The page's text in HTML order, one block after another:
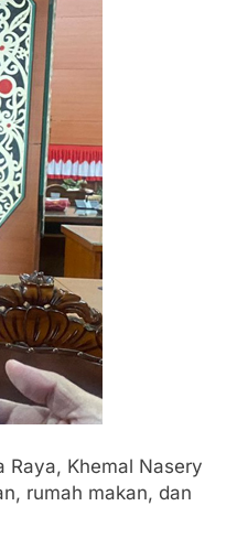
Raya, Khemal Nasery
rumah makan, dan